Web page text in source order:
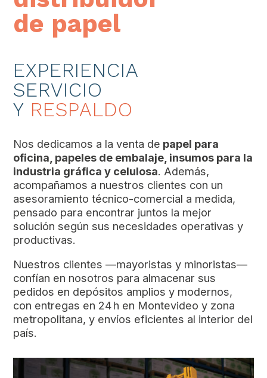
de papel
EXPERIENCIA
SERVICIO
Y RESPALDO
Nos dedicamos a la venta de papel para
oficina, papeles de embalaje, insumos para la
industria gráfica y celulosa. Además,
acompañamos a nuestros clientes con un
asesoramiento técnico-comercial a medida,
pensado para encontrar juntos la mejor
solución según sus necesidades operativas y
productivas.
Nuestros clientes —mayoristas y minoristas—
confían en nosotros para almacenar sus
pedidos en depósitos amplios y modernos,
con entregas en 24 h en Montevideo y zona
metropolitana, y envíos eficientes al interior del
país.